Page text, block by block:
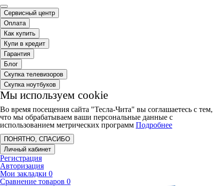
Сервисный центр
Оплата
Как купить
Купи в кредит
Гарантия
Блог
Скупка телевизоров
Скупка ноутбуков
Мы используем cookie
Во время посещения сайта "Тесла-Чита" вы соглашаетесь с тем,
что мы обрабатываем ваши персональные данные с
использованием метрических программ Подробнее
ПОНЯТНО, СПАСИБО
Личный кабинет
Регистрация
Авторизация
Мои закладки 0
Сравнение товаров 0